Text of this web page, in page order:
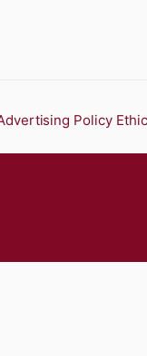
Policy